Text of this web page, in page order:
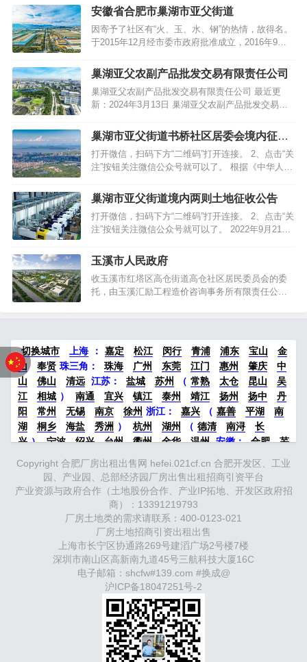
㎡，B地块楼面价9122.68元/㎡，溢价率28.65%，
自持租赁住房43600㎡。 瑶海区YH202102号地块位
居临泉东路以南、通达路以东，面积达99.41亩，其
中居住用地91.28亩，幼…
安徽省合肥市巢湖市亚父街道
因寄予了社区有“火、玉、水、钢”的热情，故得名。
于2015年12月经市委市政府批准成立，2016年9月1
回…[详细] 洗耳池社区地处市中心，总面积2.1平方
公里。洗耳池社区历史文化悠久，据安徽《巢县
志》记载，老巢城东城门有一方池，叫洗耳池，池
边有一条巷子叫牵牛巷。《巢…[详细] 亚父街道东
炮营社区居委会位于…
巢湖亚父农副产品批发交易有限责任公司
巢湖亚父农副产品批发交易有限责任公司 最近更
新：2024年3月13日 巢湖亚父农副产品批发交易有
司在安徽合肥巢湖市注册，至今已成立17年3个月5
天，在法人房胜勇的带领下，公司目前处于存续状
态，如您需要巢湖亚父农副产品批发交易有限责任
公司的产品与服务，可到安徽省巢湖市裕溪路38号
来访，…
巢湖市亚父街道书桥社区居委会境内征收
土地预公告
打开微信，扫码下方“二维码”打开连接。 2、点击“关
注”按钮关注微信公众号就可以了。 根据《中华人民
实施条例》《安徽省实施中华人民共和国土地管理
法办法》等法律法规相关规定，因公共利益需要，
拟对农民集体所有土地实施征收，现将有关情况公
告如下： 本项目拟征收土地位于亚父街道书桥社区
居委会境…
巢湖市亚父街道境内两则土地征收公告
打开微信，扫码下方“二维码”打开连接。 2、点击“关
注”按钮关注微信公众号就可以了。 2022年9月21
件批准，同意征收亚父街道义城社区居委会曹坊、
小徐、郭南、郭北居民小组集体土地，用于城镇建
设。根据《中华人民共和国土地管理法》第47条和
《中华人民共和国土地管理法实施条例》第31条规
玉溪市人民政府
收玉溪市红塔区高仓街道高仓社区居民委员会的委
托，由玉溪汇励工程造价咨询事务所有限责任公司
租竞价，经公开竞价，确定成交单位如下： 出租
人：玉溪市红塔区高仓街道高仓社区居民委员会 代
理机构：玉溪汇励工程造价咨询…
切换城市 上海 ： 嘉定 松江 闵行 青浦 浦东 宝山
金
山
奉贤 珠三角： 珠海 广州 东莞 江门 惠州 肇庆
中
山
佛山 清远 江苏 ： 盐城 苏州 （ 常熟 太仓 昆山
吴
江
相城 ） 南通 宜兴 镇江 泰州 靖江 扬州 扬中
丹
阳
常州 无锡 南京 徐州 浙江： 嘉兴 （ 嘉善 平湖
南
湖
桐乡 海盐 秀洲 ） 杭州 湖州 （ 德清 南浔
长
兴 ） 宁波 绍兴 台州 衢州 金华 温州 安徽： 合肥
芜
马鞍山 六安
洛
新密 武汉 宜昌 襄阳 重庆 成都 德阳 长沙
湘潭
西安 京津冀鲁： 北京 天津 廊坊 （ 固安 香河
大
霸州 ） 保定 （ 涿州 涞水
济南 济宁 绵阳 石家庄 沧州 唐山 潍坊
青岛 福建： 福州 漳州 泉州
华北： 沈阳 大连 海外园区： 印尼 泰国
马来西亚 新加坡 墨西哥 荷兰 美国 地产商：
中南高科 华夏幸福 联东U谷 万洋 均和
400-0123-021
Copyright 合肥厂房出租出售网 hefei.021cf.cn 合肥开发区、工业
园、产业园、总部经济园厂房出售出租招商引资平台
产业资源与政府合作（土地股份合作、产业IP拓地、开发区政府招
商）：13391219793
厂房土地类的需求请联系：400-0123-021
厂房土地招商引资出租出售
上海市长宁区协通路269号建滔广场2号楼7楼
深圳市南山区高新南九道45号三航科技大厦16C
电子邮箱：shcfw#139.com #换成@
沪ICP备18047251号-2